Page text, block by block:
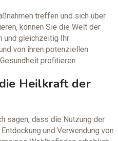
treffen und sich über
können Sie die Welt der
und gleichzeitig Ihr
von ihren potenziellen
profitieren.
Heilkraft der
sagen, dass die Nutzung der
und Verwendung von